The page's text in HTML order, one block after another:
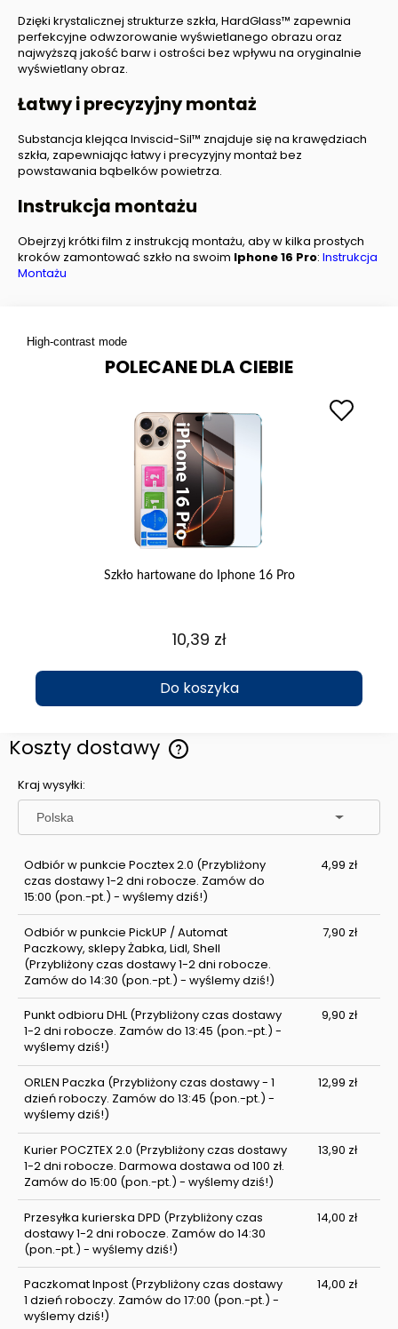
Dzięki krystalicznej strukturze szkła, HardGlass™ zapewnia
perfekcyjne odwzorowanie wyświetlanego obrazu oraz
najwyższą jakość barw i ostrości bez wpływu na oryginalnie
wyświetlany obraz.
Łatwy i precyzyjny montaż
Substancja klejąca Inviscid-Sil™ znajduje się na krawędziach
szkła, zapewniając łatwy i precyzyjny montaż bez
powstawania bąbelków powietrza.
Instrukcja montażu
Obejrzyj krótki film z instrukcją montażu, aby w kilka prostych
kroków zamontować szkło na swoim Iphone 16 Pro: Instrukcja
Montażu
High-contrast mode
POLECANE DLA CIEBIE
Szkło hartowane do Iphone 16 Pro
10,39 zł
Do koszyka
Koszty dostawy
Kraj wysyłki:
Odbiór w punkcie Pocztex 2.0 (Przybliżony
czas dostawy 1-2 dni robocze. Zamów do
15:00 (pon.-pt.) - wyślemy dziś!)
4,99 zł
Odbiór w punkcie PickUP / Automat
Paczkowy, sklepy Żabka, Lidl, Shell
(Przybliżony czas dostawy 1-2 dni robocze.
Zamów do 14:30 (pon.-pt.) - wyślemy dziś!)
7,90 zł
Punkt odbioru DHL(Przybliżony czas dostawy
1-2 dni robocze. Zamów do 13:45 (pon.-pt.) -
wyślemy dziś!)
9,90 zł
ORLEN Paczka (Przybliżony czas dostawy - 1
dzień roboczy. Zamów do 13:45 (pon.-pt.) -
wyślemy dziś!)
12,99 zł
Kurier POCZTEX 2.0 (Przybliżony czas dostawy
1-2 dni robocze. Darmowa dostawa od 100 zł.
Zamów do 15:00 (pon.-pt.) - wyślemy dziś!)
13,90 zł
Przesyłka kurierska DPD (Przybliżony czas
dostawy 1-2 dni robocze. Zamów do 14:30
(pon.-pt.) - wyślemy dziś!)
14,00 zł
Paczkomat Inpost(Przybliżony czas dostawy
1 dzień roboczy. Zamów do 17:00 (pon.-pt.) -
wyślemy dziś!)
14,00 zł